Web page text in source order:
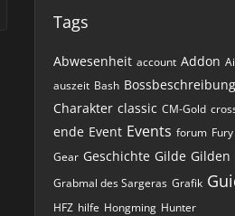
Tags
Abwesenheit account Addon
auszeit Bash Bossbeschreibung
Charakter classic CM-Gold
ende Event Events forum Fury
Gear Geschichte Gilde Gilden
Grabmal des Sargeras Grafik
HFZ hilfe Hongming Hunter